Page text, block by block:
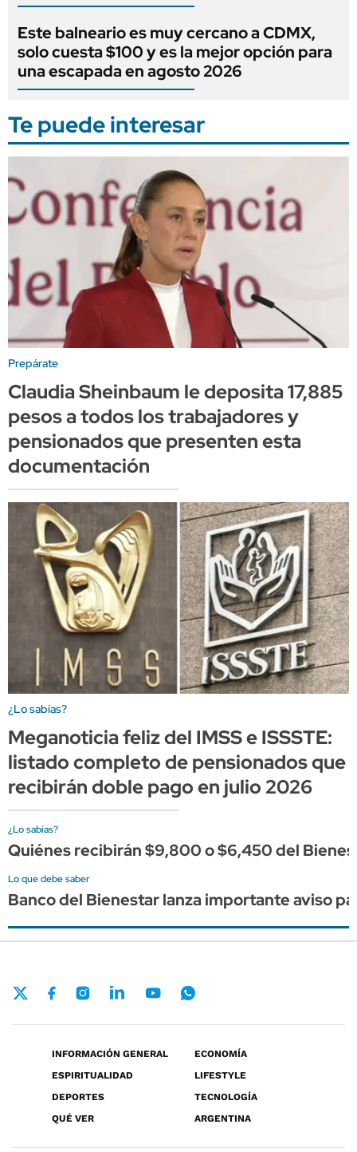
Este balneario es muy cercano a CDMX,
solo cuesta $100 y es la mejor opción para
una escapada en agosto 2026
Te puede interesar
Prepárate
Claudia Sheinbaum le deposita 17,885
pesos a todos los trabajadores y
pensionados que presenten esta
documentación
¿Lo sabías?
Meganoticia feliz del IMSS e ISSSTE:
listado completo de pensionados que
recibirán doble pago en julio 2026
¿Lo sabías?
Quiénes recibirán $9,800 o $6,450 del
Lo que debe saber
Banco del Bienestar lanza importante aviso
INFORMACIÓN GENERAL
ECONOMÍA
ESPIRITUALIDAD
LIFESTYLE
DEPORTES
TECNOLOGÍA
QUÉ VER
ARGENTINA